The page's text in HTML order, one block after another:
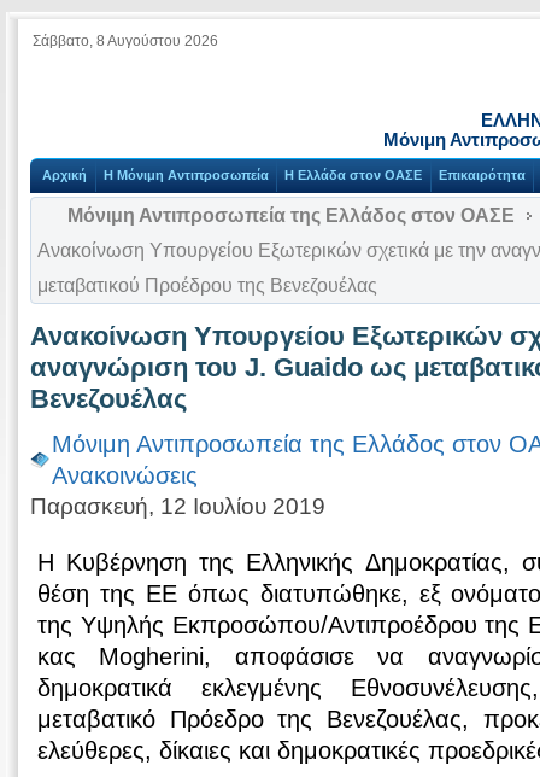
Σάββατο, 8 Αυγούστου 2026
Μόνιμη
Αρχική Η Μόνιμη Αντιπροσωπεία Η Ελλάδα στον ΟΑΣΕ Επικαιρότητα
Μόνιμη Αντιπροσωπεία της Ελλάδος στον ΟΑΣΕ
Ανακοίνωση Υπουργείου Εξωτερικών σχετικά με την
μεταβατικού Προέδρου της Βενεζουέλας
Ανακοίνωση Υπουργείου Εξωτερικών
αναγνώριση του J. Guaido ως
Βενεζουέλας
Μόνιμη Αντιπροσωπεία της Ελλάδος στον
Ανακοινώσεις
Παρασκευή, 12 Ιουλίου 2019
Η Κυβέρνηση της Ελληνικής Δημοκρατίας,
θέση της ΕΕ όπως διατυπώθηκε, εξ
της Υψηλής Εκπροσώπου/Αντιπροέδρου της
κας Mogherini, αποφάσισε να
δημοκρατικά εκλεγμένης
μεταβατικό Πρόεδρο της Βενεζουέλας,
ελεύθερες, δίκαιες και δημοκρατικές